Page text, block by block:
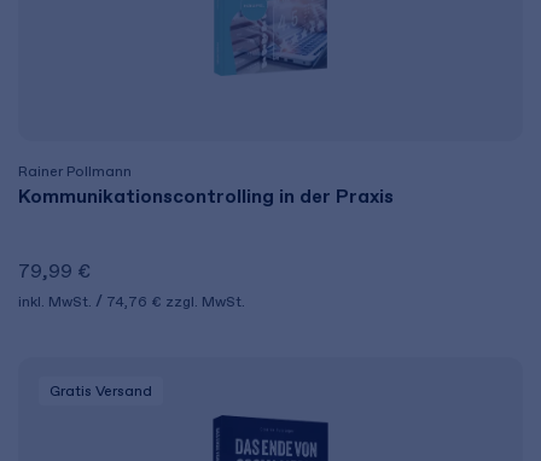
Rainer Pollmann
Kommunikationscontrolling in der Praxis
79,99 €
inkl. MwSt. 74,76 € zzgl. MwSt.
Gratis Versand